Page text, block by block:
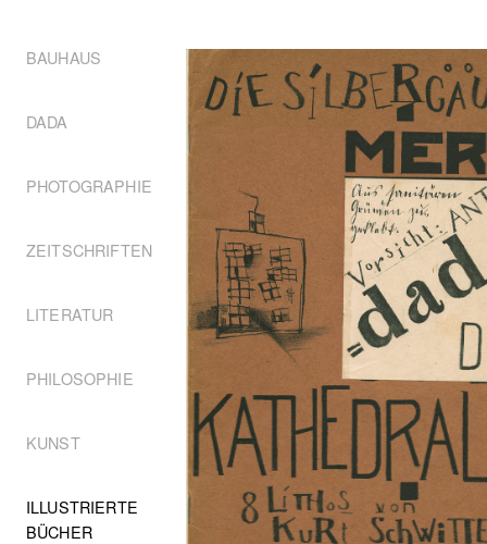
BAUHAUS
DADA
PHOTOGRAPHIE
ZEITSCHRIFTEN
LITERATUR
PHILOSOPHIE
KUNST
ILLUSTRIERTE
BÜCHER